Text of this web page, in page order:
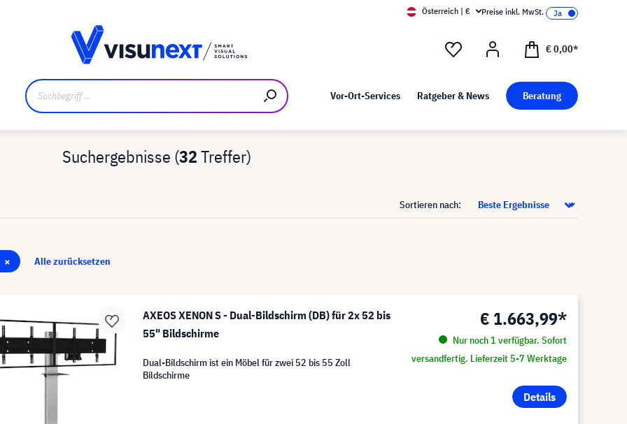
Kunst bei visunext
Österreich | € Preise inkl. MwSt.
€ 0,00*
Vor-Ort-Services Ratgeber & News Beratung
Suchergebnisse (32Treffer)
Sortieren nach:
× Alle zurücksetzen
AXEOS XENON S - Dual-Bildschirm (DB) für 2x 52 bis
55" Bildschirme
€ 1.663,99*
Nur noch 1 verfügbar. Sofort
versandfertig. Lieferzeit 5-7 Werktage
Details
Dual-Bildschirm ist ein Möbel für zwei 52 bis 55 Zoll
Bildschirme